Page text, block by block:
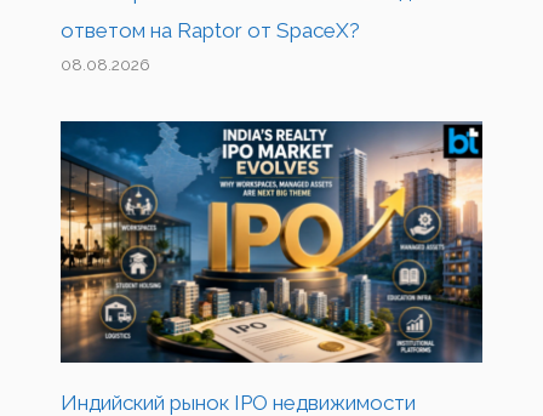
ответом на Raptor от SpaceX?
08.08.2026
Индийский рынок IPO недвижимости